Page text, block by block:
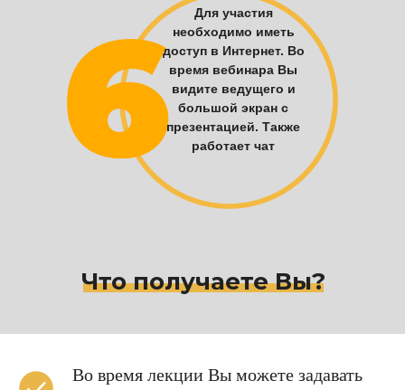
Для участия
необходимо иметь
доступ в Интернет. Во
время вебинара Вы
видите ведущего и
большой экран с
презентацией. Также
работает чат
Что получаете Вы?
Во время лекции Вы можете задавать